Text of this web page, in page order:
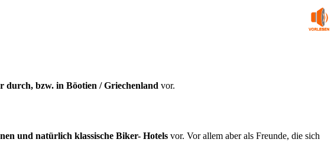
durch, bzw. in Böotien / Griechenland vor.
und natürlich klassische Biker- Hotels vor. Vor allem aber als Freunde, die sich